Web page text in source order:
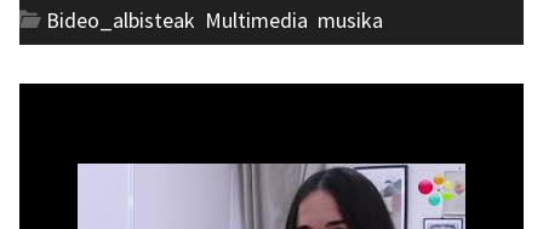
Bideo_albisteak Multimedia musika